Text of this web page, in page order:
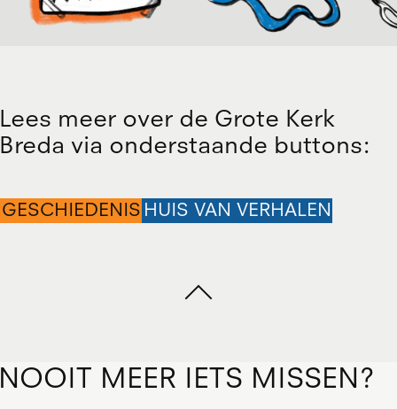
meer over de Grote Kerk
via onderstaande buttons:
GESCHIEDENIS HUIS VAN VERHALEN
MEER IETS MISSEN?